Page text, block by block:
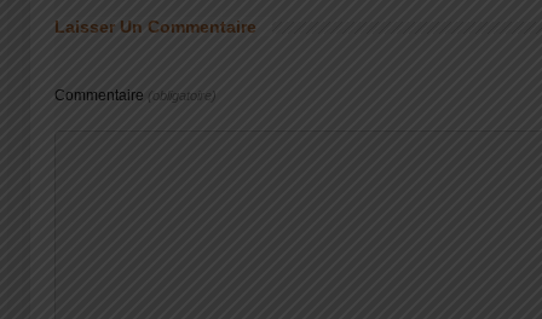
Laisser Un Commentaire
Commentaire (obligatoire)